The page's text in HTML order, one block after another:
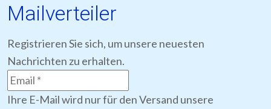
Mailverteiler
Registrieren Sie sich, um unsere neuesten
Nachrichten zu erhalten.
Ihre E-Mail wird nur für den Versand unsere